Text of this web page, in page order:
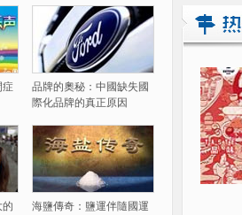
症
品牌的奧秘：中國缺失國
際化品牌的真正原因
海鹽傳奇：鹽運伴隨國運